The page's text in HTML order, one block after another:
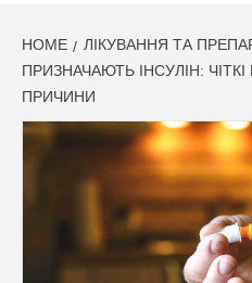
HOME ЛІКУВАННЯ ТА
ПРИЗНАЧАЮТЬ ІНСУЛІН:
ПРИЧИНИ